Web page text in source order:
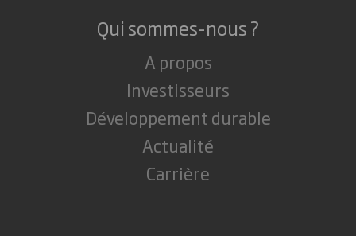
Qui sommes-nous ?
A propos
Investisseurs
Développement durable
Actualité
Carrière